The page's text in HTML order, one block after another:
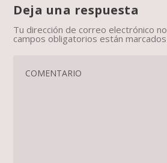
Deja una respuesta
Tu dirección de correo electrónico
campos obligatorios están